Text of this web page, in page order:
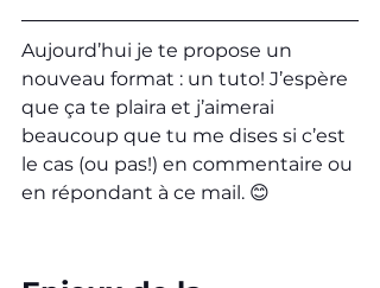
Aujourd’hui je te propose un
nouveau format : un tuto! J’espère
que ça te plaira et j’aimerai
beaucoup que tu me dises si c’est
le cas (ou pas!) en commentaire ou
en répondant à ce mail. 😊